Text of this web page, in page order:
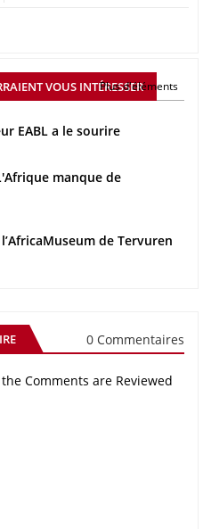
VOUS INTÉRESSER
Plus d'éléments
EABL a le sourire
manque de
de Tervuren
0 Commentaires
Comments are Reviewed